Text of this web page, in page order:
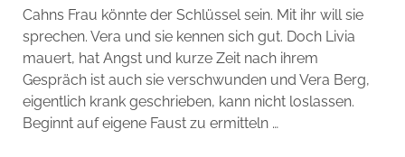
Cahns Frau könnte der Schlüssel sein. Mit ihr will sie
sprechen. Vera und sie kennen sich gut. Doch Livia
mauert, hat Angst und kurze Zeit nach ihrem
Gespräch ist auch sie verschwunden und Vera Berg,
eigentlich krank geschrieben, kann nicht loslassen.
Beginnt auf eigene Faust zu ermitteln …